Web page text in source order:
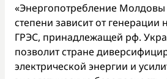
«Энергопотребление Молдовы
степени зависит от
ГРЭС, принадлежащей рф.
позволит стране
электрической энергии и